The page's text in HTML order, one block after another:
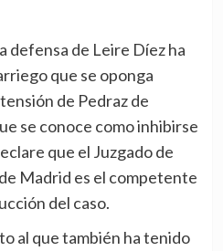
que se oponga
de Pedraz de
se conoce como inhibirse
que el Juzgado de
Madrid es el competente
del caso.